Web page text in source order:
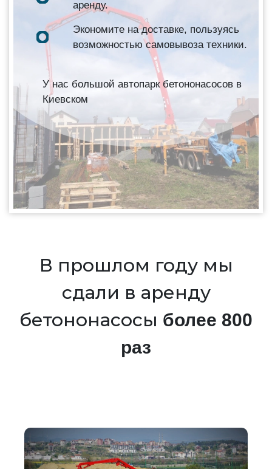
аренду.
Экономите на доставке, пользуясь
возможностью самовывоза техники.
У нас большой автопарк бетононасосов в
Киевском
В прошлом году мы
сдали в аренду
бетононасосы более 800
раз